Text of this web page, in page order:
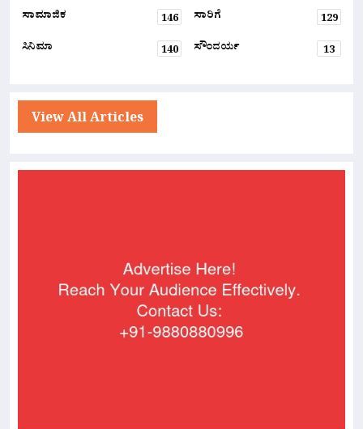
ಸಾಮಾಜಿಕ
146 ಸಾರಿಗೆ
129
ಸಿನಿಮಾ
140 ಸೌಂದರ್ಯ 13
View All Articles